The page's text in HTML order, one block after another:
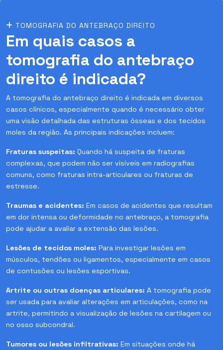
TOMOGRAFIA DO ANTEBRAÇO DIREITO
Em quais casos a
tomografia do antebraço
direito é indicada?
A tomografia do antebraço direito é indicada em diversos
casos clínicos, especialmente quando é necessário obter
uma visão detalhada das estruturas ósseas e dos tecidos
moles da região. As principais indicações incluem:
Fraturas suspeitas: Quando há suspeita de fraturas
complexas, que podem não ser visíveis em radiografias
comuns, como fraturas intra-articulares ou fraturas de
estresse.
Traumas e acidentes: Em casos de acidentes que resultam
em dor intensa ou deformidade no antebraço, a tomografia
pode ajudar a avaliar a extensão das lesões.
Lesões de tecidos moles: Para investigar lesões em
músculos, tendões ou ligamentos, especialmente em casos
de contusões ou lesões esportivas.
Artrite ou outras doenças articulares: A tomografia pode
ser usada para avaliar alterações em articulações, como na
artrite, permitindo a visualização de lesões na cartilagem ou
no osso subcondral.
Tumores ou lesões infiltrativas: Em situações onde há